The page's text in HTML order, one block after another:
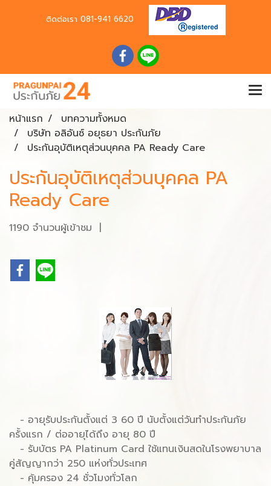
ติดต่อเรา 081-941 6620
หน้าแรก
บทความทั้งหมด
บริษัท อลิอันซ์ อยุธยา ประกันภัย
ประกันอุบัติเหตุส่วนบุคคล PA Ready Care
ประกันอุบัติเหตุส่วนบุคคล PA
Ready Care
1190 จำนวนผู้เข้าชม |
- อายุรับประกันตั้งแต่ 3 60 ปี นับตั้งแต่วันทำประกันภัย
ครั้งแรก / ต่ออายุได้ถึง อายุ 80 ปี
- รับบัตร PA Platinum Card ใช้แทนเงินสดในโรงพยาบาล
คู่สัญญากว่า 250 แห่งทั่วประเทศ
- คุ้มครอง 24 ชั่วโมงทั่วโลก